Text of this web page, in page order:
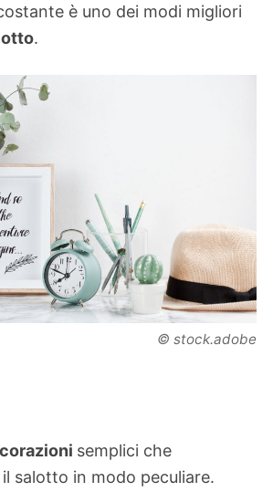
è uno dei modi migliori
.
© stock.adobe
semplici che
salotto in modo peculiare.